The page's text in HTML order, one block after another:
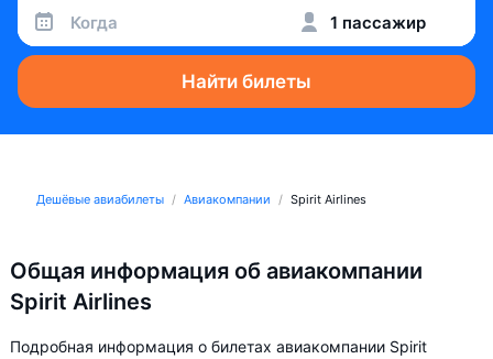
Когда 1 пассажир
Найти билеты
Дешёвые авиабилеты Авиакомпании Spirit Airlines
Общая информация об авиакомпании
Spirit Airlines
Подробная информация о билетах авиакомпании Spirit